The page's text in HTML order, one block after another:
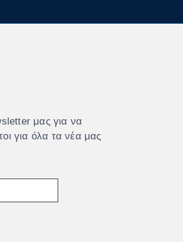
μας για να
για όλα τα νέα μας